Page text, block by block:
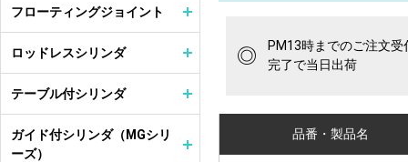
◎
PM13時までのご注文受
完了で当日出荷
品番・製品名
フローティングジョイント
ロッドレスシリンダ
テーブル付シリンダ
ガイド付シリンダ（MGシリ
ーズ）